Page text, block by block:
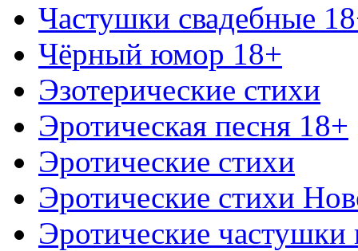
Частушки свадебные
Чёрный юмор 18+
Эзотерические стихи
Эротическая песня 18+
Эротические стихи
Эротические стихи
Эротические